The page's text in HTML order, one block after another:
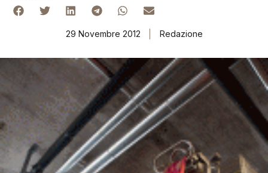
29 Novembre 2012 Redazione